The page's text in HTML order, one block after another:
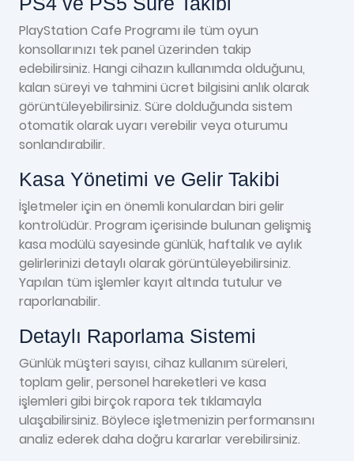
PlayStation Cafe Programı ile tüm oyun
konsollarınızı tek panel üzerinden takip
edebilirsiniz. Hangi cihazın kullanımda olduğunu,
kalan süreyi ve tahmini ücret bilgisini anlık olarak
görüntüleyebilirsiniz. Süre dolduğunda sistem
otomatik olarak uyarı verebilir veya oturumu
sonlandırabilir.
Kasa Yönetimi ve Gelir Takibi
İşletmeler için en önemli konulardan biri gelir
kontrolüdür. Program içerisinde bulunan gelişmiş
kasa modülü sayesinde günlük, haftalık ve aylık
gelirlerinizi detaylı olarak görüntüleyebilirsiniz.
Yapılan tüm işlemler kayıt altında tutulur ve
raporlanabilir.
Detaylı Raporlama Sistemi
Günlük müşteri sayısı, cihaz kullanım süreleri,
toplam gelir, personel hareketleri ve kasa
işlemleri gibi birçok rapora tek tıklamayla
ulaşabilirsiniz. Böylece işletmenizin performansını
analiz ederek daha doğru kararlar verebilirsiniz.